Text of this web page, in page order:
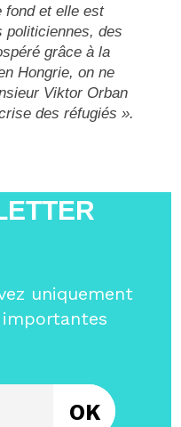
fond et elle est
politiciennes, des
grâce à la
Hongrie, on ne
Viktor Orban
des réfugiés ».
uniquement